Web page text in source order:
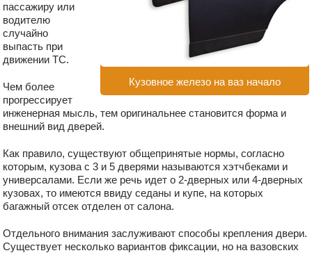
Кузовное железо на ваз начало
пассажиру или
водителю
случайно
выпасть при
движении ТС.
Чем более
прогрессирует
инженерная мысль, тем оригинальнее становится форма и
внешний вид дверей.
Как правило, существуют общепринятые нормы, согласно
которым, кузова с 3 и 5 дверями называются хэтчбеками и
универсалами. Если же речь идет о 2-дверных или 4-дверных
кузовах, то имеются ввиду седаны и купе, на которых
багажный отсек отделен от салона.
Отдельного внимания заслуживают способы крепления двери.
Существует несколько вариантов фиксации, но на вазовских